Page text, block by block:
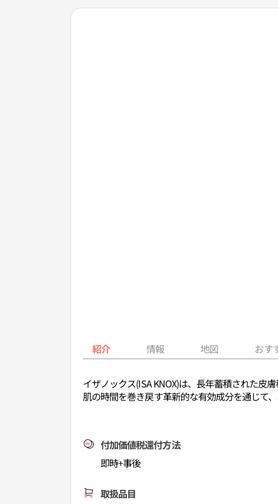
紹介 情報 地図 おす
イザノックス(ISA KNOX)は、長年蓄積された皮
肌の時間を巻き戻す革新的な有効成分を通じて
付加価値税還付方法
即時+事後
取扱品目